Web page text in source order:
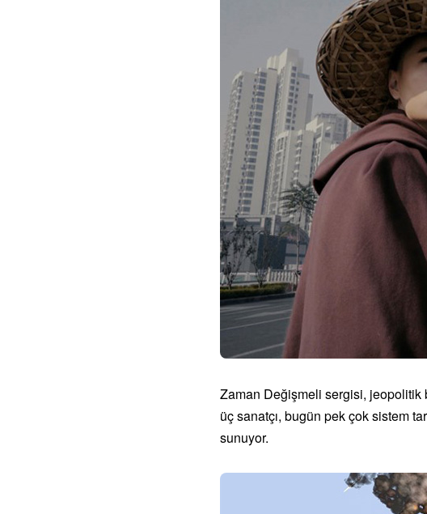
Zaman Değişmeli sergisi, jeopolitik
üç sanatçı, bugün pek çok sistem
sunuyor.